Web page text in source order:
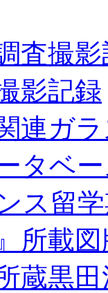
査撮
影記録
連ガ
タベ
ス留
所載
蔵黒